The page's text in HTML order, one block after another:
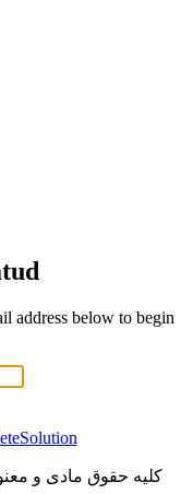
address below to begin
کلیه حقوق مادی و